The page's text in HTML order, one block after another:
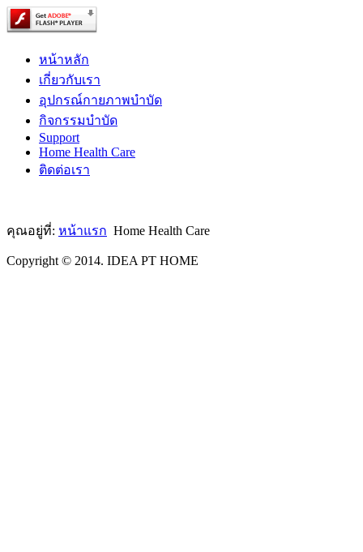
หน้าหลัก
เกี่ยวกับเรา
อุปกรณ์กายภาพบำบัด
กิจกรรมบำบัด
Support
Home Health Care
ติดต่อเรา
คุณอยู่ที่: หน้าแรก Home Health Care
Copyright © 2014. IDEA PT HOME